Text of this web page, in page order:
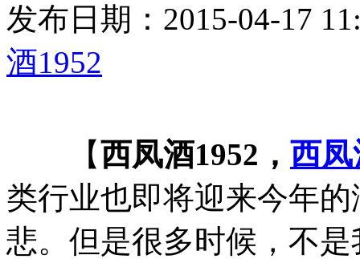
发布日期：2015-04-17
酒1952
【西凤酒1952， 西
类行业也即将迎来今年
悲。但是很多时候，不